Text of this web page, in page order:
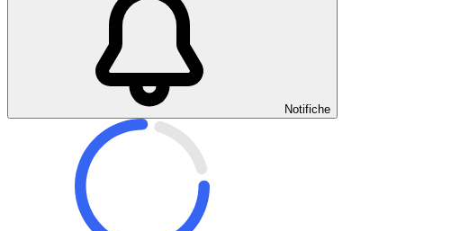
Notifiche